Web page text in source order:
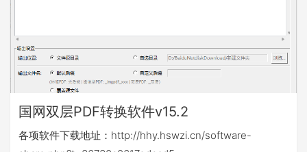
国网双层PDF转换软件v15.2
各项软件下载地址：http://hhy.hswzi.cn/software-